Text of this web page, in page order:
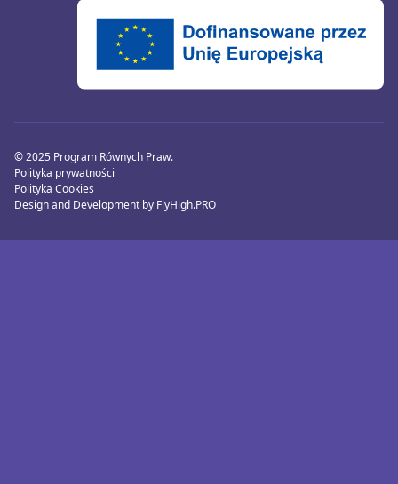
© 2025 Program Równych Praw.
Polityka prywatności
Polityka Cookies
Design and Development by FlyHigh.PRO